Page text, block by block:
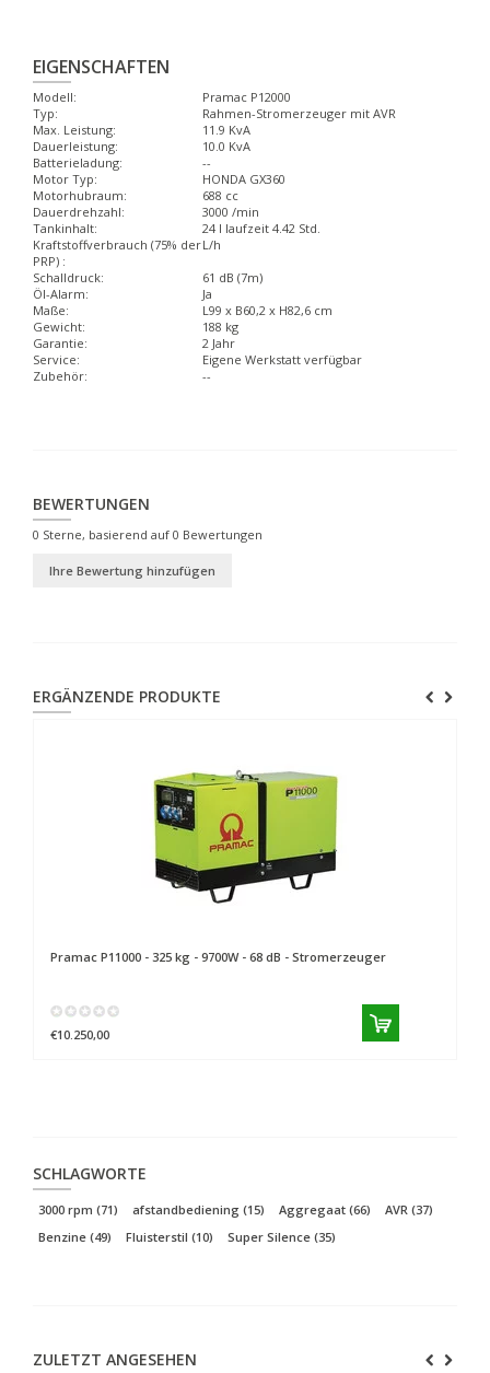
EIGENSCHAFTEN
Modell:
Pramac P12000
Typ:
Rahmen-Stromerzeuger mit AVR
Max. Leistung:
11.9 KvA
Dauerleistung:
10.0 KvA
Batterieladung:
--
Motor Typ:
HONDA GX360
Motorhubraum:
688 cc
Dauerdrehzahl:
3000 /min
Tankinhalt:
24 l laufzeit 4.42 Std.
Kraftstoffverbrauch (75% der
PRP) :
L/h
Schalldruck:
61 dB (7m)
Öl-Alarm:
Ja
Maße:
L99 x B60,2 x H82,6 cm
Gewicht:
188 kg
Garantie:
2 Jahr
Service:
Eigene Werkstatt verfügbar
Zubehör:
--
BEWERTUNGEN
0 Sterne, basierend auf 0 Bewertungen
Ihre Bewertung hinzufügen
ERGÄNZENDE PRODUKTE
Pramac P11000 - 325 kg - 9700W - 68 dB - Stromerzeuger
€10.250,00
SCHLAGWORTE
3000 rpm (71) afstandbediening (15) Aggregaat (66) AVR (37)
Benzine (49) Fluisterstil (10) Super Silence (35)
ZULETZT ANGESEHEN